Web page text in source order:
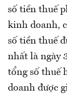
số tiền thuế
kinh doanh,
số tiền thuế
nhất là ngày
tổng số thuế
doanh được